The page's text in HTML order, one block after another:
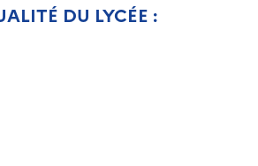
DU LYCÉE :